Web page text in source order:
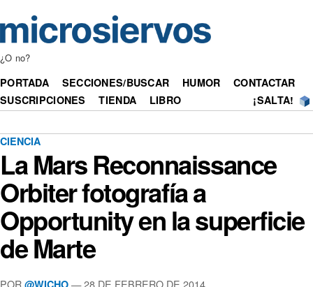
¿O no?
PORTADA SECCIONES/BUSCAR HUMOR
CONTACTAR
SUSCRIPCIONES
TIENDA LIBRO ¡SALTA!
CIENCIA
La Mars Reconnaissance
Orbiter fotografía a
Opportunity en la superficie
de Marte
POR @WICHO — 28 DE FEBRERO DE 2014